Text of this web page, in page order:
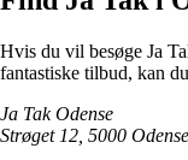
Hvis du vil besøge Ja
fantastiske tilbud, kan
Ja Tak Odense
Strøget 12, 5000